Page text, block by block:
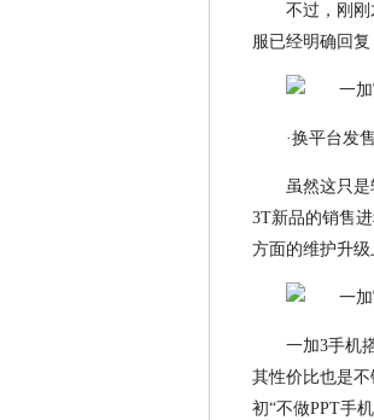
不过，刚
服已经明确回
·换平台发
虽然这只
3T新品的销售
方面的维护升级
一加3手机
其性价比也是
初“不做PPT手